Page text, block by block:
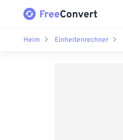
Heim Einheitenrechner